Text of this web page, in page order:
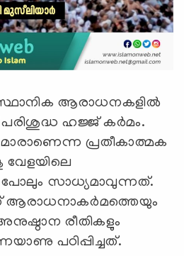
ആരാധനകളില്‍
ഹജ്ജ് കര്‍മം.
പ്രതീകാത്മക
സാധ്യമാവുന്നത്.
ആരാധനാകര്‍മത്തെയും
രീതികളും
പഠിപ്പിച്ചത്.